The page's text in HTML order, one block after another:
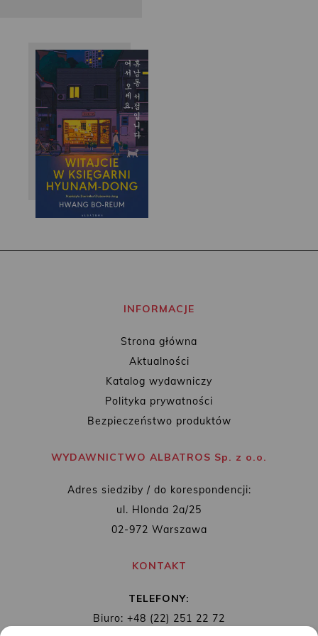
Hwang Bo-reum
INFORMACJE
Strona główna
Aktualności
Katalog wydawniczy
Polityka prywatności
Bezpieczeństwo produktów
WYDAWNICTWO ALBATROS Sp. z o.o.
Adres siedziby / do korespondencji:
ul. Hlonda 2a/25
02-972 Warszawa
KONTAKT
TELEFONY:
Biuro: +48 (22) 251 22 72